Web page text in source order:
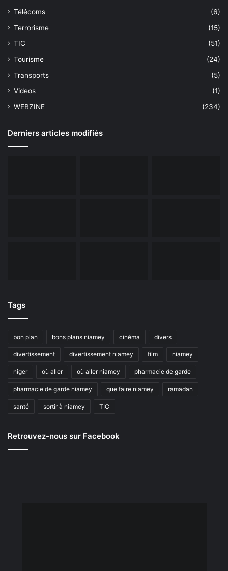
Télécoms
(6)
Terrorisme
(15)
TIC
(51)
Tourisme
(24)
Transports
(5)
Videos
(1)
WEBZINE
(234)
Derniers articles modifiés
Tags
bon plan bons plans niamey cinéma divers
divertissement divertissement niamey film niamey
niger où aller où aller niamey pharmacie de garde
pharmacie de garde niamey que faire niamey ramadan
santé sortir à niamey TIC
Retrouvez-nous sur Facebook